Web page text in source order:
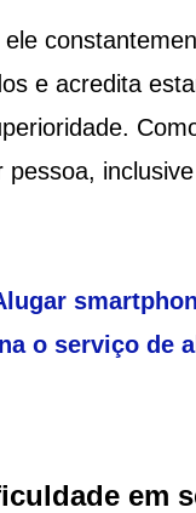
e acredita
pessoa,
o serviço de
em